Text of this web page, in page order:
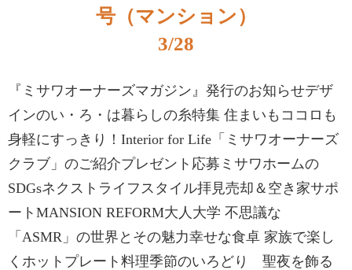
号（マンション）
3/28
『ミサワオーナーズマガジン』発行のお知らせデザ
インのい・ろ・は暮らしの糸特集 住まいもココロも
身軽にすっきり！Interior for Life「ミサワオーナーズ
クラブ」のご紹介プレゼント応募ミサワホームの
SDGsネクストライフスタイル拝見売却＆空き家サポ
ートMANSION REFORM大人大学 不思議な
「ASMR」の世界とその魅力幸せな食卓 家族で楽し
くホットプレート料理季節のいろどり 聖夜を飾る